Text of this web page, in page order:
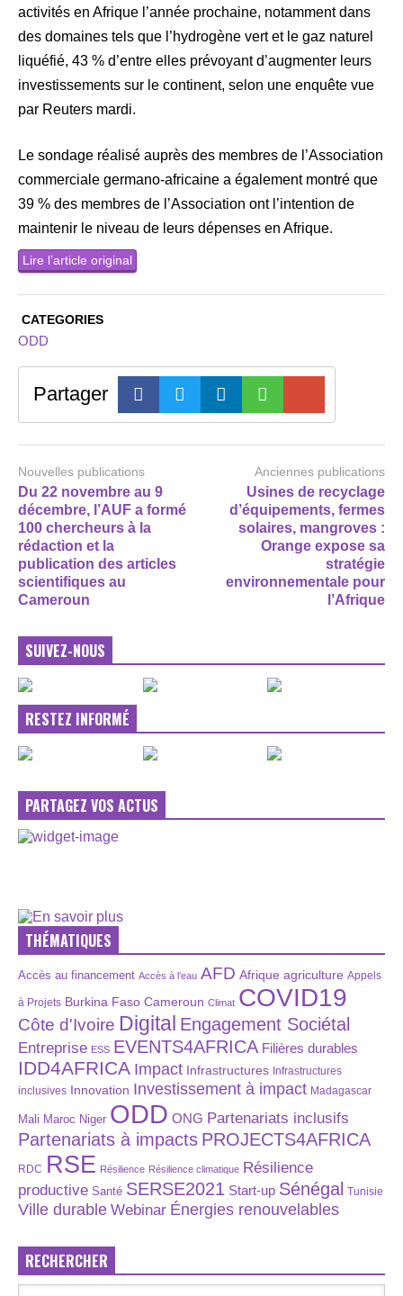
activités en Afrique l’année prochaine, notamment dans
des domaines tels que l’hydrogène vert et le gaz naturel
liquéfié, 43 % d’entre elles prévoyant d’augmenter leurs
investissements sur le continent, selon une enquête vue
par Reuters mardi.
Le sondage réalisé auprès des membres de l’Association
commerciale germano-africaine a également montré que
39 % des membres de l’Association ont l’intention de
maintenir le niveau de leurs dépenses en Afrique.
Lire l’article original
CATEGORIES
ODD
Partager
Nouvelles publications
Du 22 novembre au 9
décembre, l’AUF a formé
100 chercheurs à la
rédaction et la
publication des articles
scientifiques au
Cameroun
Anciennes publications
Usines de recyclage
d’équipements, fermes
solaires, mangroves :
Orange expose sa
stratégie
environnementale pour
l’Afrique
SUIVEZ-NOUS
RESTEZ INFORMÉ
PARTAGEZ VOS ACTUS
THÉMATIQUES
Accès au financement Accès à l’eau AFD Afrique agriculture Appels
à Projets Burkina Faso Cameroun Climat COVID19
Côte d'Ivoire Digital Engagement Sociétal
Entreprise ESS EVENTS4AFRICA Filières durables
IDD4AFRICA Impact Infrastructures Infrastructures
inclusives Innovation Investissement à impact Madagascar
Mali Maroc Niger ODD ONG Partenariats inclusifs
Partenariats à impacts PROJECTS4AFRICA
RDC RSE Résilience Résilience climatique Résilience
productive Santé SERSE2021 Start-up Sénégal Tunisie
Ville durable Webinar Énergies renouvelables
RECHERCHER